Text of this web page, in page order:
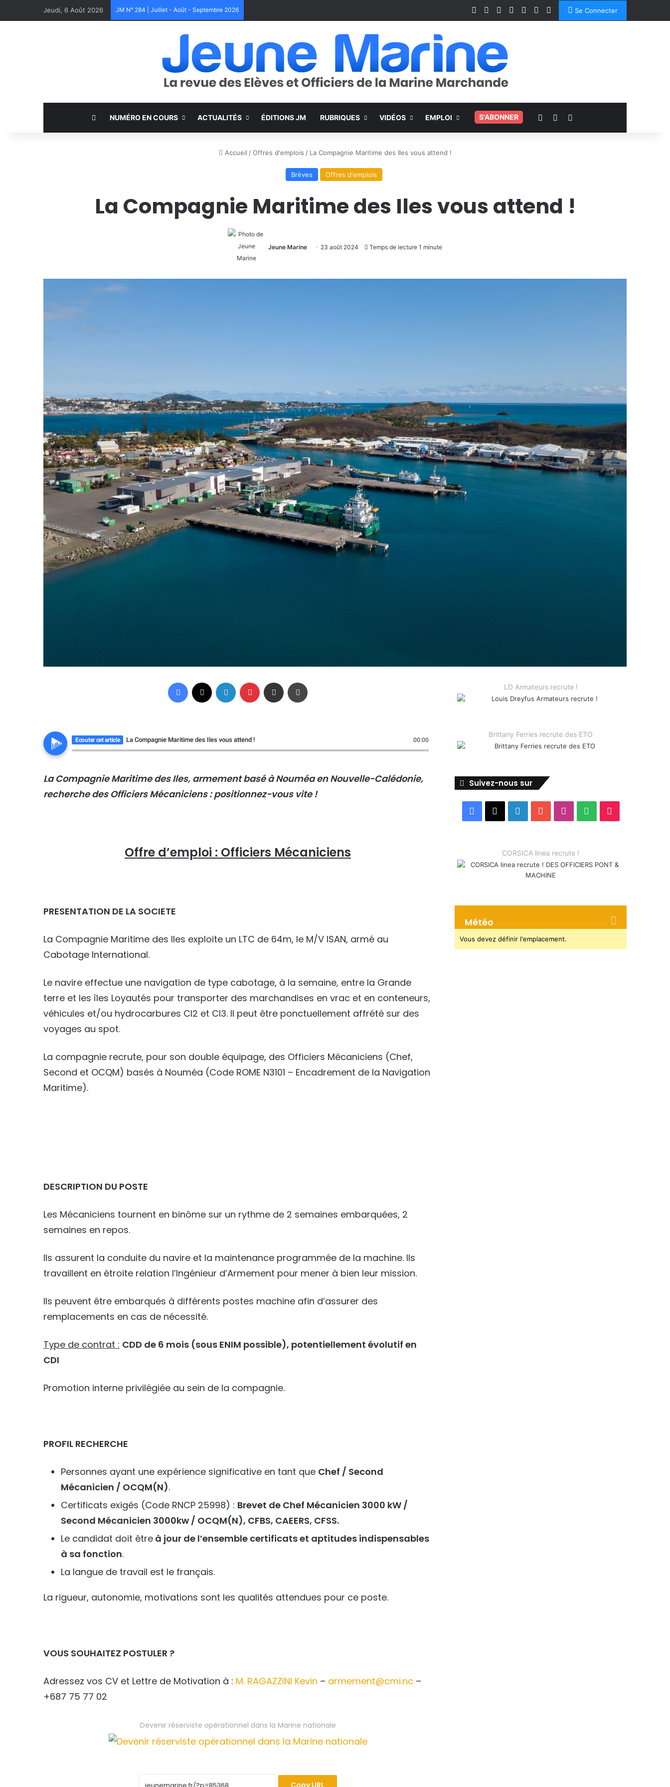
Jeudi, 6 Août 2026 JM N° 284 | Juillet - Août - Septembre 2026 FacebookLinkedinYouTubeInstagram
SpotifyTikTokSe Connecter
NUMÉRO EN COURS ACTUALITÉS ÉDITIONS JM RUBRIQUES VIDÉOS EMPLOI S'ABONNER Voir votre panier
Switch skin
Accueil / Offres d'emplois / La Compagnie Maritime des Iles vous attend !
Brèves Offres d'emplois
La Compagnie Maritime des Iles vous attend !
Jeune Marine 23 août 2024 Temps de lecture 1 minute
Facebook Linkedin Pinterest Partager par email
Ecouter cet article La Compagnie Maritime des Iles vous attend ! 00:00
La Compagnie Maritime des Iles, armement basé à Nouméa en Nouvelle-Calédonie,
recherche des Officiers Mécaniciens : positionnez-vous vite !
Offre d’emploi : Officiers Mécaniciens
PRESENTATION DE LA SOCIETE
La Compagnie Maritime des Iles exploite un LTC de 64m, le M/V ISAN, armé au
Cabotage International.
Le navire effectue une navigation de type cabotage, à la semaine, entre la Grande
terre et les îles Loyautés pour transporter des marchandises en vrac et en conteneurs,
véhicules et/ou hydrocarbures Cl2 et Cl3. Il peut être ponctuellement affrété sur des
voyages au spot.
La compagnie recrute, pour son double équipage, des Officiers Mécaniciens (Chef,
Second et OCQM) basés à Nouméa (Code ROME N3101 – Encadrement de la Navigation
Maritime).
DESCRIPTION DU POSTE
Les Mécaniciens tournent en binôme sur un rythme de 2 semaines embarquées, 2
semaines en repos.
Ils assurent la conduite du navire et la maintenance programmée de la machine. Ils
travaillent en étroite relation l’Ingénieur d’Armement pour mener à bien leur mission.
Ils peuvent être embarqués à différents postes machine afin d’assurer des
remplacements en cas de nécessité.
Type de contrat : CDD de 6 mois (sous ENIM possible), potentiellement évolutif en
CDI
Promotion interne privilégiée au sein de la compagnie.
PROFIL RECHERCHE
Personnes ayant une expérience significative en tant que Chef / Second
Mécanicien / OCQM(N).
Certificats exigés (Code RNCP 25998) : Brevet de Chef Mécanicien 3000 kW /
Second Mécanicien 3000kw / OCQM(N), CFBS, CAEERS, CFSS.
Le candidat doit être à jour de l’ensemble certificats et aptitudes indispensables
à sa fonction.
La langue de travail est le français.
La rigueur, autonomie, motivations sont les qualités attendues pour ce poste.
VOUS SOUHAITEZ POSTULER ?
Adressez vos CV et Lettre de Motivation à : M. RAGAZZINI Kevin – armement@cmi.nc –
+687 75 77 02
Devenir réserviste opérationnel dans la Marine nationale
Copy URL
LD Armateurs recrute !
Brittany Ferries recrute des ETO
Suivez-nous sur
Facebook LinkedinYouTubeInstagram
Spotify
CORSICA linea recrute !
Météo
Vous devez définir l'emplacement.